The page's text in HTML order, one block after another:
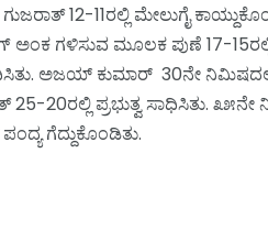
12-11ರಲ್ಲಿ ಮೇಲುಗೈ
ಗಳಿಸುವ ಮೂಲಕ ಪುಣೆ 17-15ರಲ್ಲಿ
ಅಜಯ್ ಕುಮಾರ್ 30ನೇ
20ರಲ್ಲಿ ಪ್ರಭುತ್ವ ಸಾಧಿಸಿತು.
ಗೆದ್ದುಕೊಂಡಿತು.